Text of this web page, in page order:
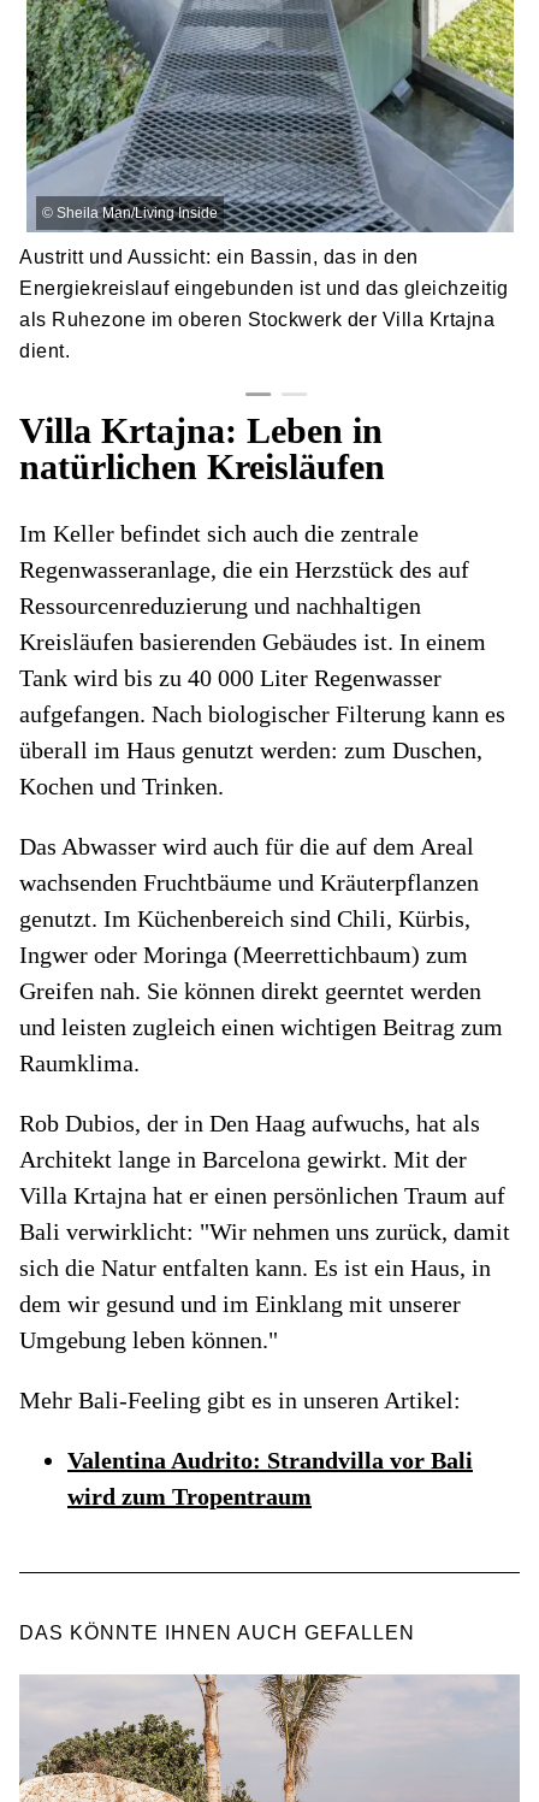
© Sheila Man/Living Inside
Austritt und Aussicht: ein Bassin, das in den
Energiekreislauf eingebunden ist und das gleichzeitig
als Ruhezone im oberen Stockwerk der Villa Krtajna
dient.
Villa Krtajna: Leben in
natürlichen Kreisläufen
Im Keller befindet sich auch die zentrale
Regenwasseranlage, die ein Herzstück des auf
Ressourcenreduzierung und nachhaltigen
Kreisläufen basierenden Gebäudes ist. In einem
Tank wird bis zu 40 000 Liter Regenwasser
aufgefangen. Nach biologischer Filterung kann es
überall im Haus genutzt werden: zum Duschen,
Kochen und Trinken.
Das Abwasser wird auch für die auf dem Areal
wachsenden Fruchtbäume und Kräuterpflanzen
genutzt. Im Küchenbereich sind Chili, Kürbis,
Ingwer oder Moringa (Meerrettichbaum) zum
Greifen nah. Sie können direkt geerntet werden
und leisten zugleich einen wichtigen Beitrag zum
Raumklima.
Rob Dubios, der in Den Haag aufwuchs, hat als
Architekt lange in Barcelona gewirkt. Mit der
Villa Krtajna hat er einen persönlichen Traum auf
Bali verwirklicht: "Wir nehmen uns zurück, damit
sich die Natur entfalten kann. Es ist ein Haus, in
dem wir gesund und im Einklang mit unserer
Umgebung leben können."
Mehr Bali-Feeling gibt es in unseren Artikel:
Valentina Audrito: Strandvilla vor Bali
wird zum Tropentraum
DAS KÖNNTE IHNEN AUCH GEFALLEN